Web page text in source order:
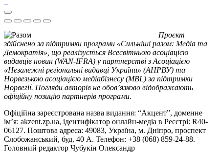
Проєкт
здійснено за підтримки програми «Сильніші разом: Медіа та
Демократія», що реалізується Всесвітньою асоціацією
видавців новин (WAN-IFRA) у партнерстві з Асоціацією
«Незалежні регіональні видавці України» (АНРВУ) та
Норвезькою асоціацією медіабізнесу (MBL) за підтримки
Норвегії. Погляди авторів не обов’язково відображають
офіційну позицію партнерів програми.
Офіційна зареєстрована назва видання: “Акцент”, доменне
ім’я: akzent.zp.ua, ідентифікатор онлайн-медіа в Реєстрі: R40-
06127. Поштова адреса: 49083, Україна, м. Дніпро, проспект
Слобожанський, буд. 40 А. Телефон: +38 (068) 859-24-88.
Головний редактор Чубукін Олександр